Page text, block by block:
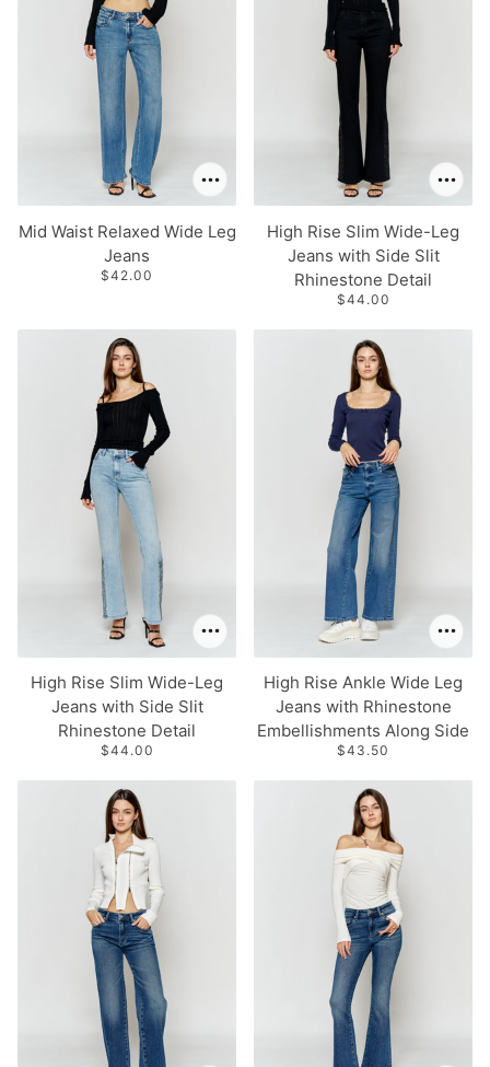
Mid Waist Relaxed Wide Leg
Jeans
$42.00
High Rise Slim Wide-Leg
Jeans with Side Slit
Rhinestone Detail
$44.00
High Rise Slim Wide-Leg
Jeans with Side Slit
Rhinestone Detail
$44.00
High Rise Ankle Wide Leg
Jeans with Rhinestone
Embellishments Along Side
$43.50